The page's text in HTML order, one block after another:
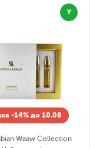
У
-14% до 10.08
Waaw Collection